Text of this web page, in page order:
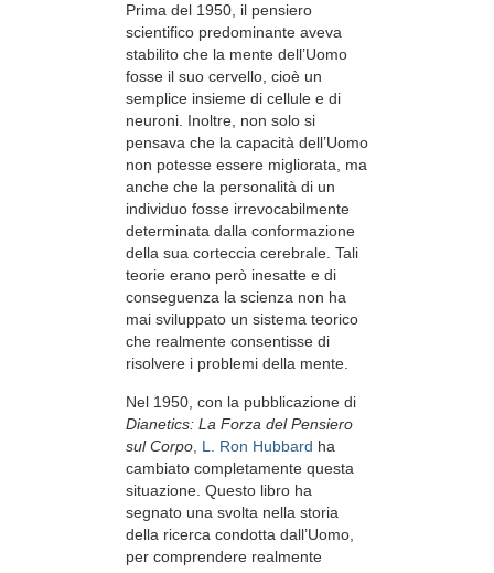
Prima del 1950, il pensiero
scientifico predominante aveva
stabilito che la mente dell’Uomo
fosse il suo cervello, cioè un
semplice insieme di cellule e di
neuroni. Inoltre, non solo si
pensava che la capacità dell’Uomo
non potesse essere migliorata, ma
anche che la personalità di un
individuo fosse irrevocabilmente
determinata dalla conformazione
della sua corteccia cerebrale. Tali
teorie erano però inesatte e di
conseguenza la scienza non ha
mai sviluppato un sistema teorico
che realmente consentisse di
risolvere i problemi della mente.
Nel 1950, con la pubblicazione di
Dianetics: La Forza del Pensiero
sul Corpo , L. Ron Hubbard ha
cambiato completamente questa
situazione. Questo libro ha
segnato una svolta nella storia
della ricerca condotta dall’Uomo,
per comprendere realmente